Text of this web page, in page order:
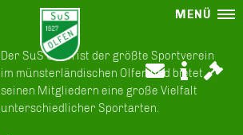
MENÜ
Der SuS Olfen ist der größte Sportverein
im münsterländischen Olfen und bietet
seinen Mitgliedern eine große Vielfalt
unterschiedlicher Sportarten.